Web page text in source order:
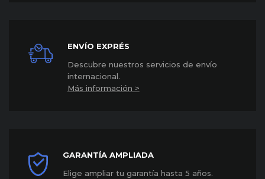
ENVÍO EXPRÉS
Descubre nuestros servicios de envío
internacional.
Más información >
GARANTÍA AMPLIADA
Elige ampliar tu garantía hasta 5 años.